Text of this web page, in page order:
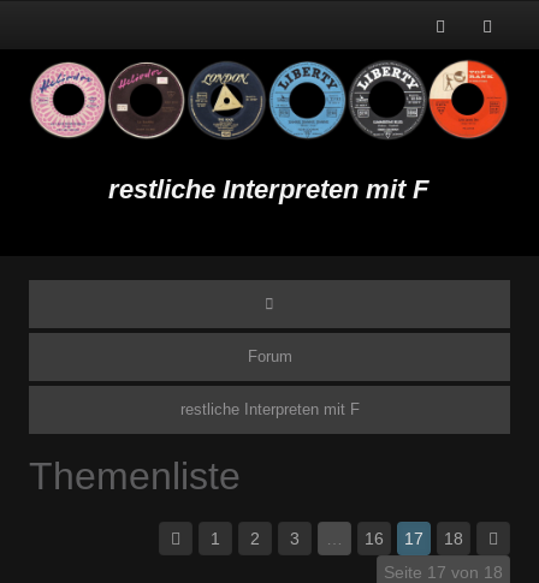
restliche Interpreten mit F
Forum
restliche Interpreten mit F
Themenliste
1 2 3 16 17
18
Seite 17 von 18